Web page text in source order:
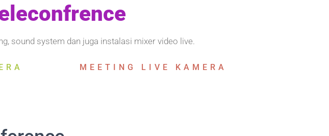
sound system dan juga instalasi mixer video live.
MEETING LIVE KAMERA